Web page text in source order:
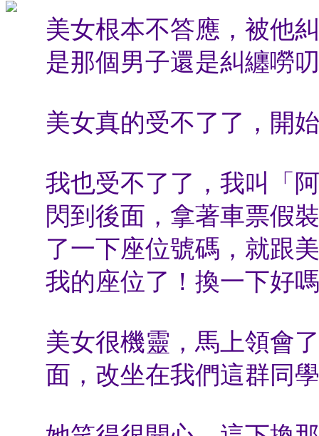
美女根本不答應，被他
是那個男子還是糾纏嘮
美女真的受不了了，開
我也受不了了，我叫「
閃到後面，拿著車票假
了一下座位號碼，就跟
我的座位了！換一下好
美女很機靈，馬上領會
面，改坐在我們這群同